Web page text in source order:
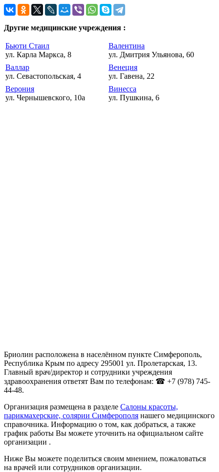
Другие медицинские учреждения :
Бьюти Стаил
ул. Карла Маркса, 8
Валентина
ул. Дмитрия Ульянова, 60
Валлар
ул. Севастопольская, 4
Венеция
ул. Гавена, 22
Верония
ул. Чернышевского, 10а
Винесса
ул. Пушкина, 6
Бриолин расположена в населённом пункте Симферополь,
Республика Крым по адресу 295001 ул. Пролетарская, 13.
Главный врач/директор и сотрудники учреждения
здравоохранения ответят Вам по телефонам: ☎ +7 (978) 745-
44-48.
Организация размещена в разделе Салоны красоты,
парикмахерские, солярии Симферополя нашего медицинского
справочника. Информацию о том, как добраться, а также
график работы Вы можете уточнить на официальном сайте
организации .
Ниже Вы можете поделиться своим мнением, пожаловаться
на врачей или сотрудников организации.